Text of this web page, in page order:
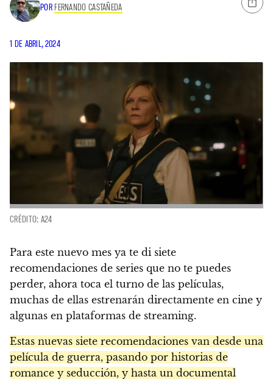
POR FERNANDO CASTAÑEDA
1 DE ABRIL, 2024
CRÉDITO: A24
Para este nuevo mes ya te di siete
recomendaciones de series que no te puedes
perder, ahora toca el turno de las películas,
muchas de ellas estrenarán directamente en cine y
algunas en plataformas de streaming.
Estas nuevas siete recomendaciones van desde una
película de guerra, pasando por historias de
romance y seducción, y hasta un documental